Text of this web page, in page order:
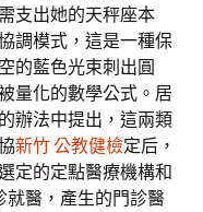
支出她的天秤座本
調模式，這是一種保
的藍色光束刺出圓
量化的數學公式。居
辦法中提出，這兩類
新竹 公教健檢定后，
定的定點醫療機構和
就醫，產生的門診醫